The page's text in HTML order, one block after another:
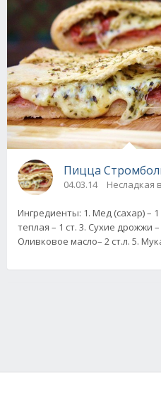
Пицца
04.03.14 Несладкая
Ингредиенты: 1. Мед (сахар) – 1
теплая – 1 ст. 3. Сухие дрожжи –
Оливковое масло– 2 ст.л. 5.